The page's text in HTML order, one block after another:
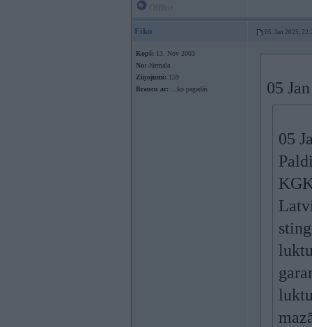
Fiko 05. Jan 2025,
Kopš: 13. Nov 2003
No: Jūrmala
Ziņojumi: 159
Braucu ar: ...ko pagadās 05
05